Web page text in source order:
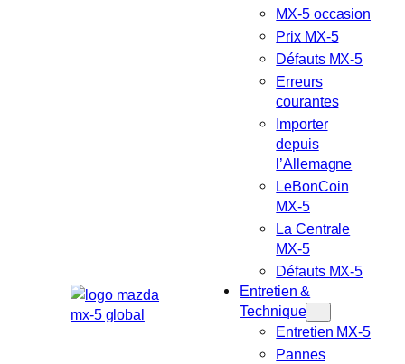
MX-5 occasion
Prix MX-5
Défauts MX-5
Erreurs
courantes
Importer
depuis
l’Allemagne
LeBonCoin
MX-5
La Centrale
MX-5
Défauts MX-5
Entretien &
Technique
Entretien MX-5
Pannes